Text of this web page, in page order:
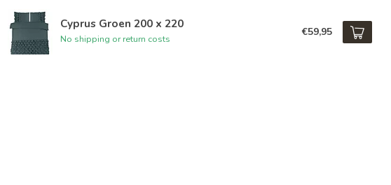
Cyprus Groen 200 x 220
No shipping or return costs
€59,95